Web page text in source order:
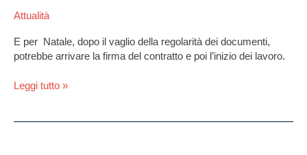
Attualità
E per Natale, dopo il vaglio della regolarità dei documenti,
potrebbe arrivare la firma del contratto e poi l’inizio dei lavoro.
Leggi tutto »